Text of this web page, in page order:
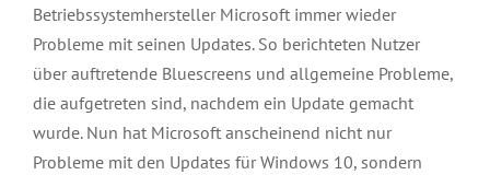
Bild
Betriebssystemhersteller Microsoft immer wieder
Probleme mit seinen Updates. So berichteten Nutzer
über auftretende Bluescreens und allgemeine Probleme,
die aufgetreten sind, nachdem ein Update gemacht
wurde. Nun hat Microsoft anscheinend nicht nur
Probleme mit den Updates für Windows 10, sondern